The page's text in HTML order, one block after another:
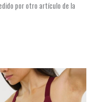
por otro artículo de la
Este
tiene